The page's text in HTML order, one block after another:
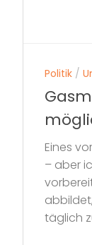
Politik /
Eines
– aber
täglich